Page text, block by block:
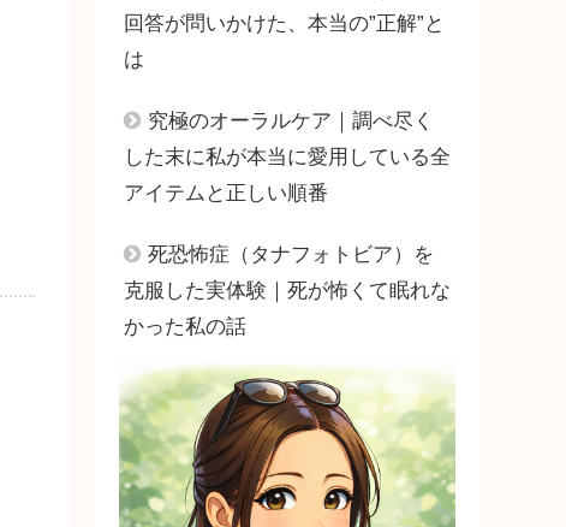
回答が問いかけた、本当の”正解”と
は
究極のオーラルケア｜調べ尽く
した末に私が本当に愛用している全
アイテムと正しい順番
死恐怖症（タナフォトビア）を
克服した実体験｜死が怖くて眠れな
かった私の話